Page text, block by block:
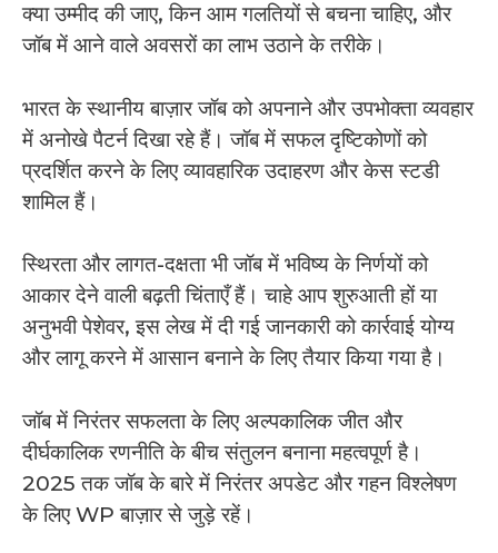
क्या उम्मीद की जाए, किन आम गलतियों से बचना चाहिए, और
जॉब में आने वाले अवसरों का लाभ उठाने के तरीके।
भारत के स्थानीय बाज़ार जॉब को अपनाने और उपभोक्ता व्यवहार
में अनोखे पैटर्न दिखा रहे हैं। जॉब में सफल दृष्टिकोणों को
प्रदर्शित करने के लिए व्यावहारिक उदाहरण और केस स्टडी
शामिल हैं।
स्थिरता और लागत-दक्षता भी जॉब में भविष्य के निर्णयों को
आकार देने वाली बढ़ती चिंताएँ हैं। चाहे आप शुरुआती हों या
अनुभवी पेशेवर, इस लेख में दी गई जानकारी को कार्रवाई योग्य
और लागू करने में आसान बनाने के लिए तैयार किया गया है।
जॉब में निरंतर सफलता के लिए अल्पकालिक जीत और
दीर्घकालिक रणनीति के बीच संतुलन बनाना महत्वपूर्ण है।
2025 तक जॉब के बारे में निरंतर अपडेट और गहन विश्लेषण
के लिए WP बाज़ार से जुड़े रहें।